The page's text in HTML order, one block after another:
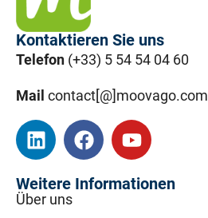
Kontaktieren Sie uns
Telefon (+33) 5 54 54 04 60
Mail contact[@]moovago.com
Weitere Informationen
Über uns